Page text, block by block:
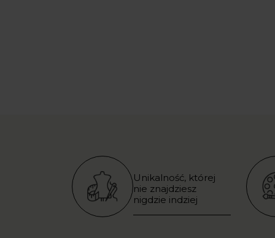
Unikalność, której
nie znajdziesz
nigdzie indziej